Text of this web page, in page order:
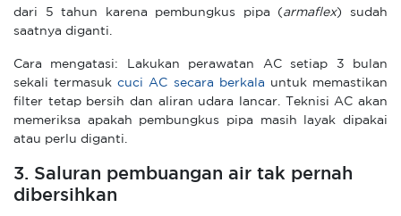
dari 5 tahun karena pembungkus pipa (armaflex) sudah
saatnya diganti.
Cara mengatasi: Lakukan perawatan AC setiap 3 bulan
sekali termasukcuci AC secara berkala untuk memastikan
filter tetap bersih dan aliran udara lancar. Teknisi AC akan
memeriksa apakah pembungkus pipa masih layak dipakai
atau perlu diganti.
3. Saluran pembuangan air tak pernah
dibersihkan